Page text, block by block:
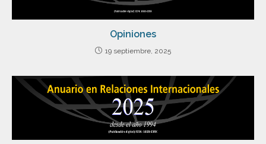
Opiniones
19 septiembre, 2025